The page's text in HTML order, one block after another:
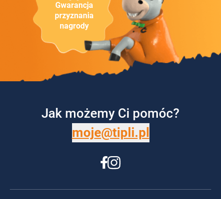
Gwarancja
przyznania
nagrody
Jak możemy Ci pomóc?
moje@tipli.pl